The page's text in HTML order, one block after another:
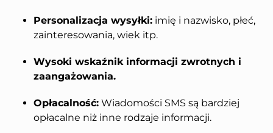
Personalizacja wysyłki: imię i nazwisko, płeć,
zainteresowania, wiek itp.
Wysoki wskaźnik informacji zwrotnych i
zaangażowania.
Opłacalność: Wiadomości SMS są bardziej
opłacalne niż inne rodzaje informacji.